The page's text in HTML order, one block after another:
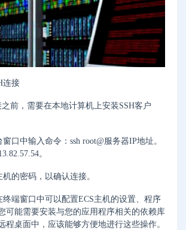
连接
前，需要在本地计算机上安装SSH客户
口中输入命令：ssh root@服务器IP地址。
。
的密码，以确认连接。
端窗口中可以配置ECS主机的设置、程序
可能需要安装与您的应用程序相关的依赖库
程桌面中，应该能够方便地进行这些操作。